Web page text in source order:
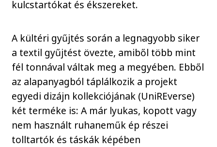
kulcstartókat és ékszereket.
A kültéri gyűjtés során a legnagyobb siker
a textil gyűjtést övezte, amiből több mint
fél tonnával váltak meg a megyében. Ebből
az alapanyagból táplálkozik a projekt
egyedi dizájn kollekciójának (UniREverse)
két terméke is: A már lyukas, kopott vagy
nem használt ruhaneműk ép részei
tolltartók és táskák képében